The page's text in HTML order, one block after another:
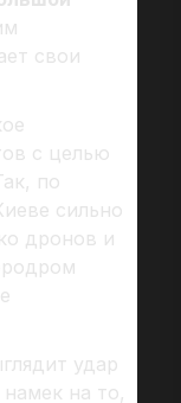
свои
с целью
по
сильно
дронов и
удар
на то,